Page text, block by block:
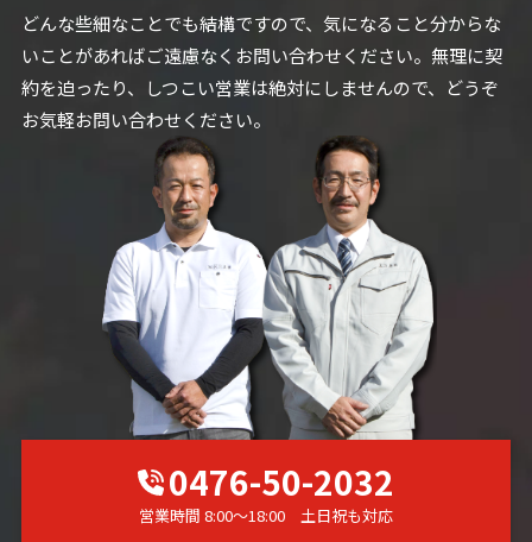
どんな些細なことでも結構ですので、気になること分からな
いことがあればご遠慮なくお問い合わせください。無理に契
約を迫ったり、しつこい営業は絶対にしませんので、どうぞ
お気軽お問い合わせください。
0476-50-2032
営業時間 8:00～18:00 土日祝も対応